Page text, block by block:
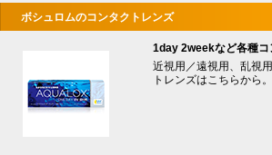
ボシュロムのコンタクトレンズ
1day 2weekなど各種コ
近視用／遠視用、乱視
トレンズはこちらから。